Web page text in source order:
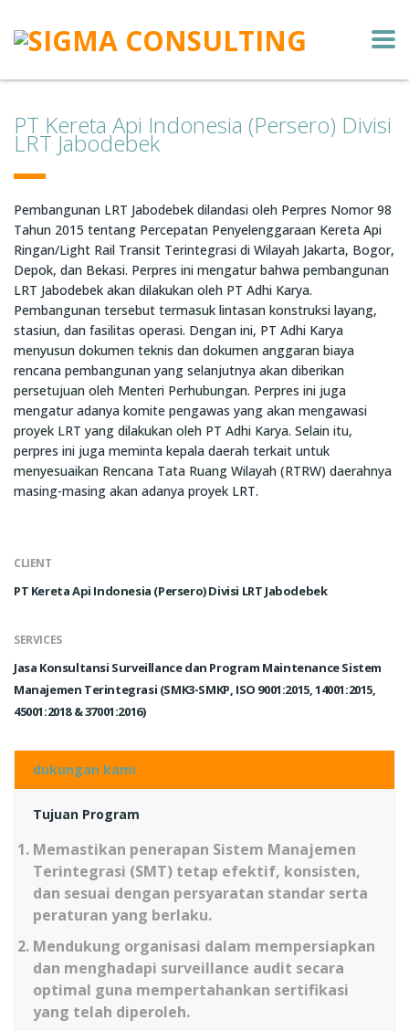
PT Kereta Api Indonesia (Persero) Divisi
LRT Jabodebek
Pembangunan LRT Jabodebek dilandasi oleh Perpres Nomor 98
Tahun 2015 tentang Percepatan Penyelenggaraan Kereta Api
Ringan/Light Rail Transit Terintegrasi di Wilayah Jakarta, Bogor,
Depok, dan Bekasi. Perpres ini mengatur bahwa pembangunan
LRT Jabodebek akan dilakukan oleh PT Adhi Karya.
Pembangunan tersebut termasuk lintasan konstruksi layang,
stasiun, dan fasilitas operasi. Dengan ini, PT Adhi Karya
menyusun dokumen teknis dan dokumen anggaran biaya
rencana pembangunan yang selanjutnya akan diberikan
persetujuan oleh Menteri Perhubungan. Perpres ini juga
mengatur adanya komite pengawas yang akan mengawasi
proyek LRT yang dilakukan oleh PT Adhi Karya. Selain itu,
perpres ini juga meminta kepala daerah terkait untuk
menyesuaikan Rencana Tata Ruang Wilayah (RTRW) daerahnya
masing-masing akan adanya proyek LRT.
CLIENT
PT Kereta Api Indonesia (Persero) Divisi LRT Jabodebek
SERVICES
Jasa Konsultansi Surveillance dan Program Maintenance Sistem
Manajemen Terintegrasi (SMK3-SMKP, ISO 9001:2015, 14001:2015,
45001:2018 & 37001:2016)
dukungan kami
Tujuan Program
Memastikan penerapan Sistem Manajemen
Terintegrasi (SMT) tetap efektif, konsisten,
dan sesuai dengan persyaratan standar serta
peraturan yang berlaku.
Mendukung organisasi dalam mempersiapkan
dan menghadapi surveillance audit secara
optimal guna mempertahankan sertifikasi
yang telah diperoleh.